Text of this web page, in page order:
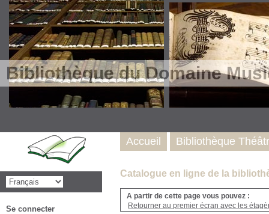
Bibliothèque du Domaine
Catalogue en ligne de la
A partir de cette page vous pouvez :
Retourner au premier écran avec les
Accueil Bibliothèque
Se connecter